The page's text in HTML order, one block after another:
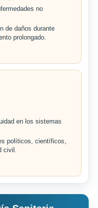
no
de daños durante
prolongado.
en los sistemas
políticos, científicos,
civil.